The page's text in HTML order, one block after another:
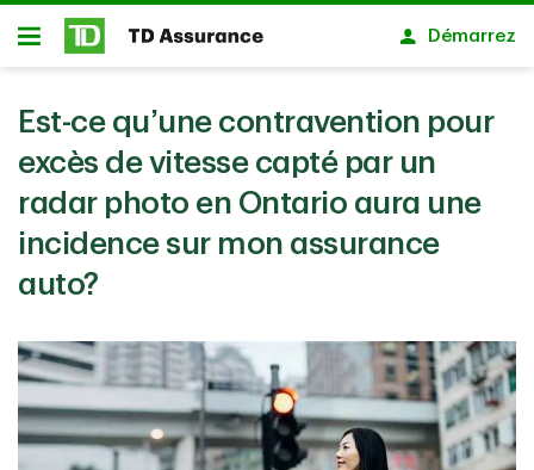
Passer au contenu principal
Ouvert
Démarrez
Est-ce qu’une contravention pour
excès de vitesse capté par un
radar photo en Ontario aura une
incidence sur mon assurance
auto?